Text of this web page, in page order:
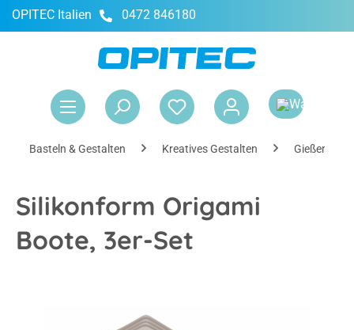
springen
OPITEC Italien 0472 846180
Basteln & Gestalten Kreatives Gestalten Gießen
Silikonform Origami
Boote, 3er-Set